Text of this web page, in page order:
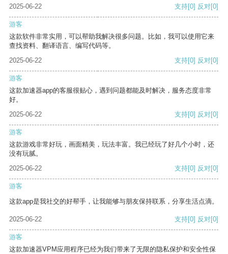
2025-06-22
支持[0] 反对[0]
游客
这款软件非常实用，可以帮助我解决很多问题。比如，我可以使用它来
查找资料、翻译语言、编写代码等。
2025-06-22
支持[0] 反对[0]
游客
这款加速器app的客服很贴心，遇到问题都能及时解决，服务态度非常
好。
2025-06-22
支持[0] 反对[0]
游客
这款游戏非常好玩，画面精美，玩法丰富。我已经玩了好几个小时，还
没有玩腻。
2025-06-22
支持[0] 反对[0]
游客
这款app是我社交的好帮手，让我能够与朋友保持联系，分享生活点滴。
2025-06-22 支持[0] 反对[0]
游客
这款加速器VPM应用程序已经为我们带来了无限的隐私保护和安全性保